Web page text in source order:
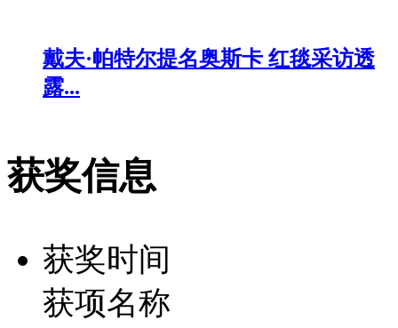
戴夫·帕特尔提名奥斯卡 红毯采访透
露...
获奖信息
获奖时间
获项名称